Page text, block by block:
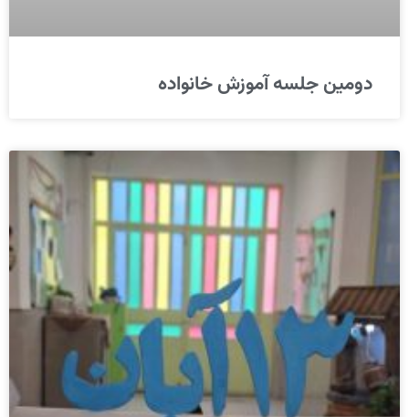
دومین جلسه آموزش خانواده